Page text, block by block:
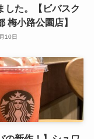
した。【ビバスク
梅小路公園店】
10日